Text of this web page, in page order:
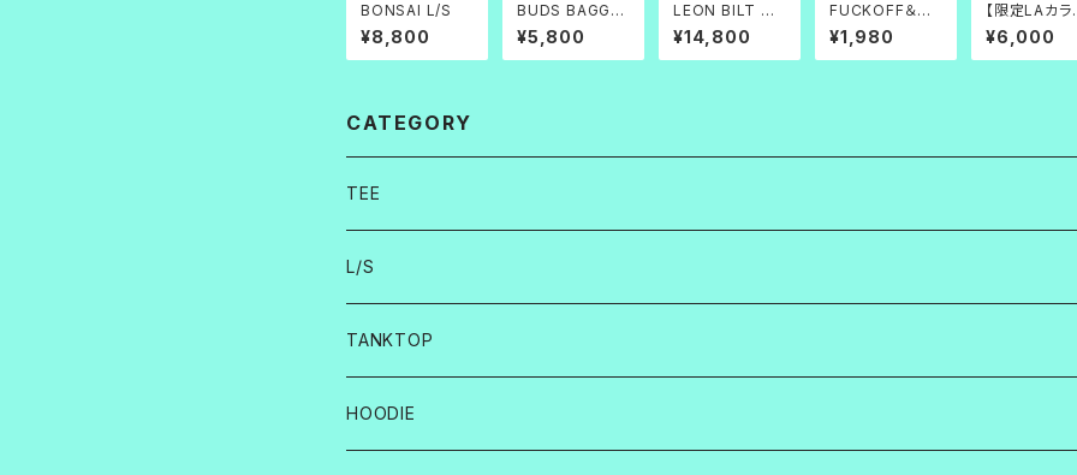
BONSAI L/S
¥8,800
BUDS BAGGY
SHORTS
¥5,800
LEON BILT TE
E
¥14,800
FUCKOFF＆C
O.フェイスタオル
¥1,980
【限定LAカラ
家族仲間義理
情 TEE_白×青
¥6,000
CATEGORY
TEE
L/S
TANKTOP
HOODIE